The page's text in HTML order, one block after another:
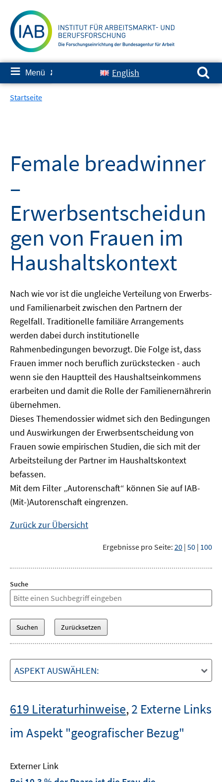
zum
Inhalt
≡ Menü ✘ English
Suchen nach:
Startseite
Female breadwinner
–
Erwerbsentscheidun
gen von Frauen im
Haushaltskontext
Nach wie vor ist die ungleiche Verteilung von Erwerbs-
und Familienarbeit zwischen den Partnern der
Regelfall. Traditionelle familiäre Arrangements
werden dabei durch institutionelle
Rahmenbedingungen bevorzugt. Die Folge ist, dass
Frauen immer noch beruflich zurückstecken - auch
wenn sie den Hauptteil des Haushaltseinkommens
erarbeiten und damit die Rolle der Familienernährerin
übernehmen.
Dieses Themendossier widmet sich den Bedingungen
und Auswirkungen der Erwerbsentscheidung von
Frauen sowie empirischen Studien, die sich mit der
Arbeitsteilung der Partner im Haushaltskontext
befassen.
Mit dem Filter „Autorenschaft“ können Sie auf IAB-
(Mit-)Autorenschaft eingrenzen.
Zurück zur Übersicht
Ergebnisse pro Seite: 20 | 50 | 100
Suche
ASPEKT AUSWÄHLEN:
619 Literaturhinweise,2 Externe Links
im Aspekt "geografischer Bezug"
Externer Link